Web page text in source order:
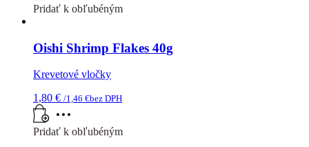
6,40 €.4,90 €.
Pridať k obľubéným
Oishi Shrimp Flakes 40g
Krevetové vločky
1,80 € /1,46 €bez DPH
Pridať k obľubéným